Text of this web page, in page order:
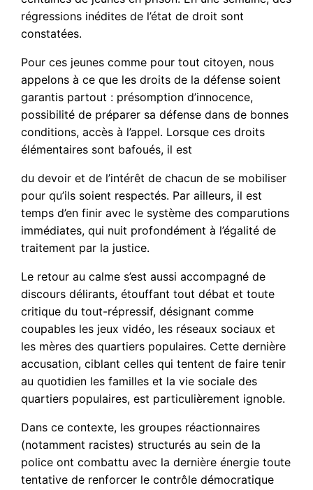
régressions inédites de l’état de droit sont
constatées.
Pour ces jeunes comme pour tout citoyen, nous
appelons à ce que les droits de la défense soient
garantis partout : présomption d’innocence,
possibilité de préparer sa défense dans de bonnes
conditions, accès à l’appel. Lorsque ces droits
élémentaires sont bafoués, il est
du devoir et de l’intérêt de chacun de se mobiliser
pour qu’ils soient respectés. Par ailleurs, il est
temps d’en finir avec le système des comparutions
immédiates, qui nuit profondément à l’égalité de
traitement par la justice.
Le retour au calme s’est aussi accompagné de
discours délirants, étouffant tout débat et toute
critique du tout-répressif, désignant comme
coupables les jeux vidéo, les réseaux sociaux et
les mères des quartiers populaires. Cette dernière
accusation, ciblant celles qui tentent de faire tenir
au quotidien les familles et la vie sociale des
quartiers populaires, est particulièrement ignoble.
Dans ce contexte, les groupes réactionnaires
(notamment racistes) structurés au sein de la
police ont combattu avec la dernière énergie toute
tentative de renforcer le contrôle démocratique